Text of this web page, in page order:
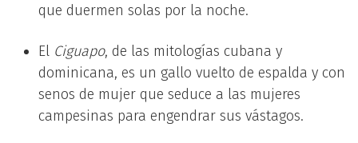
que duermen solas por la noche.
El Ciguapo, de las mitologías cubana y
dominicana, es un gallo vuelto de espalda y con
senos de mujer que seduce a las mujeres
campesinas para engendrar sus vástagos.